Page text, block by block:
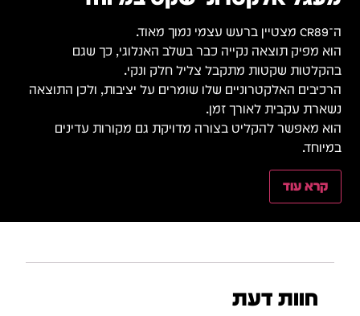
ה־CR89 מצטיין ברעש עצמי נמוך מאוד.
הוא מפיק תוצאה נקייה כבר בשלב האנלוגי, כך שגם
בהקלטות שקטות מתקבל צליל חלק ונקי.
הרכיבים האלקטרוניים שלו שומרים על יציבות, ולכן התוצאה
נשארת עקבית לאורך זמן.
הוא מאפשר להקליט בצורה מדויקת גם מקורות עדינים
במיוחד.
קרא עוד
חוות דעת